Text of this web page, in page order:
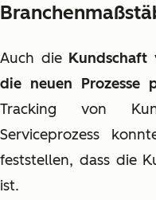
Auch die Kundschaft
die neuen Prozesse
Tracking von
Serviceprozess
feststellen, dass die
ist.